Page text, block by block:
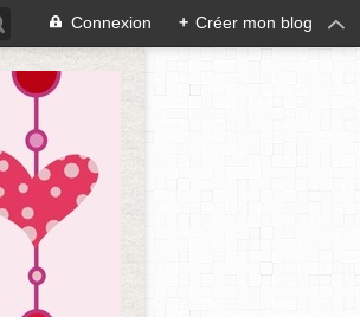
Connexion + Créer mon blog